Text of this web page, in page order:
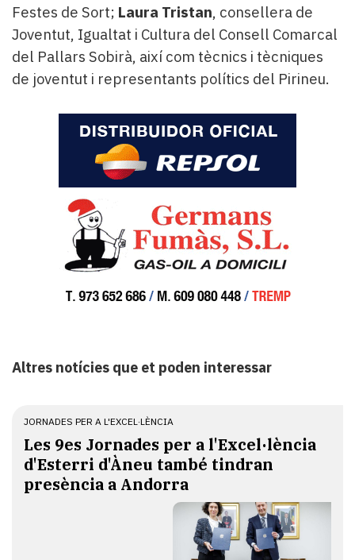
Festes de Sort; Laura Tristan, consellera de
Joventut, Igualtat i Cultura del Consell Comarcal
del Pallars Sobirà, així com tècnics i tècniques
de joventut i representants polítics del Pirineu.
Altres notícies que et poden interessar
JORNADES PER A L'EXCEL·LÈNCIA
Les 9es Jornades per a l'Excel·lència
d'Esterri d'Àneu també tindran
presència a Andorra